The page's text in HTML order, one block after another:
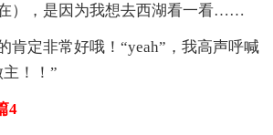
），是因为我想去西湖看一看……
肯定非常好哦！“yeah”，我高声呼喊
！！”
4